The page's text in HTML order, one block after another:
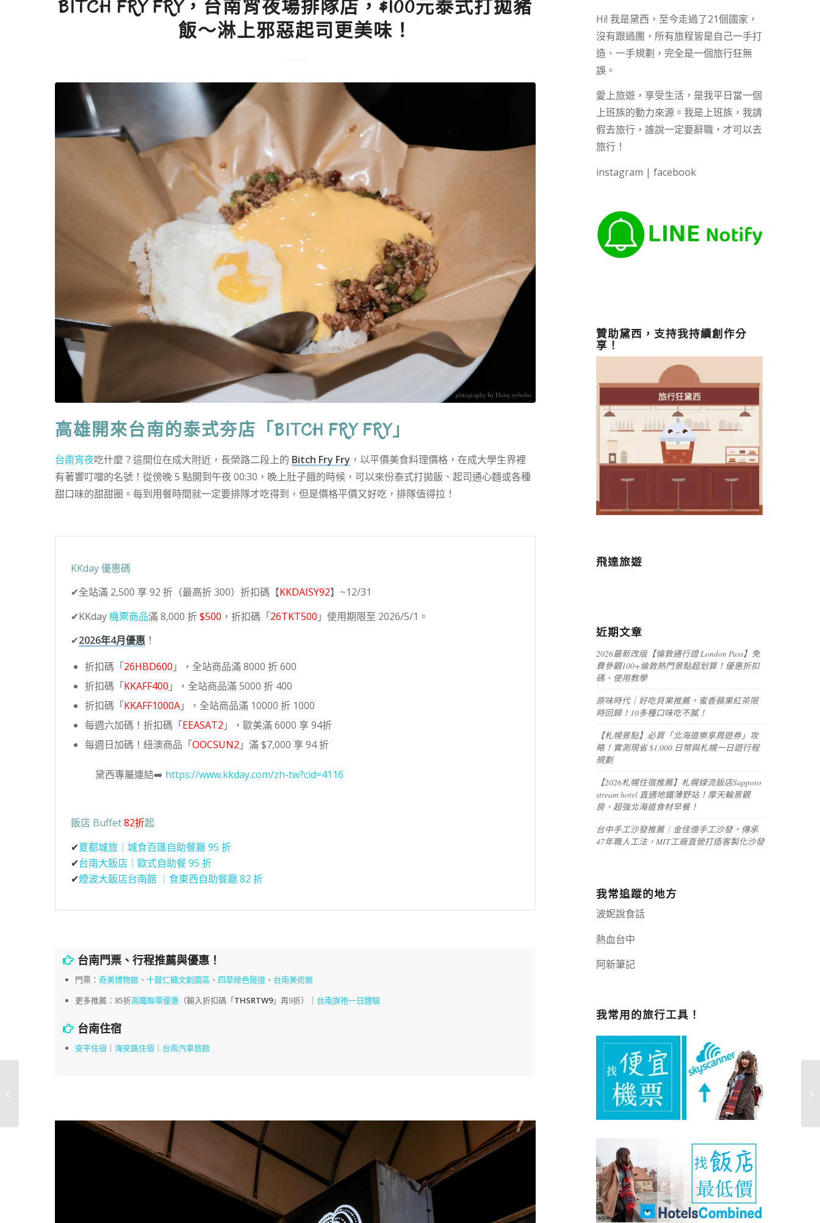
BITCH FRY FRY，台南宵夜場排隊店，$100元泰式打拋豬
飯～淋上邪惡起司更美味！
高雄開來台南的泰式夯店「BITCH FRY FRY」
台南宵夜吃什麼？這間位在成大附近，長榮路二段上的 Bitch Fry Fry ，以平價美食料理價格，在成大學生界裡
有著響叮噹的名號！從傍晚 5 點開到午夜 00:30，晚上肚子餓的時候，可以來份泰式打拋飯、起司通心麵或各種
甜口味的甜甜圈。每到用餐時間就一定要排隊才吃得到，但是價格平價又好吃，排隊值得拉！
KKday 優惠碼
✔全站滿 2,500 享 92 折（最高折 300）折扣碼【KKDAISY92】~12/31
✔KKday機票商品滿 8,000 折$500 ，折扣碼「26TKT500 」使用期限至 2026/5/1。
✔2026年4月優惠 ！
折扣碼「26HBD600 」，全站商品滿 8000 折 600
折扣碼「KKAFF400 」，全站商品滿 5000 折 400
折扣碼「KKAFF1000A」，全站商品滿 10000 折 1000
每週六加碼！折扣碼「EEASAT2 」，歐美滿 6000 享 94折
每週日加碼！紐澳商品「OOCSUN2 」滿 $7,000 享 94 折
黛西專屬連結➡️ https://www.kkday.com/zh-tw?cid=4116
飯店 Buffet82折起
✔夏都城旅｜城食百匯自助餐廳 95 折
✔台南大飯店｜歐式自助餐 95 折
✔煙波大飯店台南館 ｜食東西自助餐廳 82 折
台南門票、行程推薦與優惠！
門票：奇美博物館 、十鼓仁糖文創園區 、 四草綠色隧道 、 台南美術館
更多推薦：85折高鐵聯票優惠 （輸入折扣碼「THSRTW9」再9折）｜ 台南旗袍一日體驗
台南住宿
安平住宿 ｜海安路住宿 ｜ 台南汽車旅館
Hi! 我是黛西，至今走過了21個國家，
沒有跟過團，所有旅程皆是自己一手打
造、一手規劃，完全是一個旅行狂無
誤。
愛上旅遊，享受生活，是我平日當一個
上班族的動力來源。我是上班族，我請
假去旅行，誰說一定要辭職，才可以去
旅行！
instagram | facebook
贊助黛西，支持我持續創作分
享！
飛達旅遊
近期文章
2026最新改版【倫敦通行證 London Pass】免
費參觀100+倫敦熱門景點超划算！優惠折扣
碼、使用教學
原味時代｜好吃貝果推薦，蜜香蘋果紅茶限
時回歸！10多種口味吃不膩！
【札幌景點】必買「北海道樂享周遊券」攻
略！實測現省 $1,000 日幣與札幌一日遊行程
規劃
【2026札幌住宿推薦】札幌線流飯店Sapporo
stream hotel 直通地鐵薄野站！摩天輪景觀
房、超強北海道食材早餐！
台中手工沙發推薦｜金佳億手工沙發，傳承
47年職人工法，MIT工廠直營打造客製化沙發
我常追蹤的地方
波妮說食話
熱血台中
阿新筆記嘉義+1 | 嘉義加一
我常用的旅行工具！